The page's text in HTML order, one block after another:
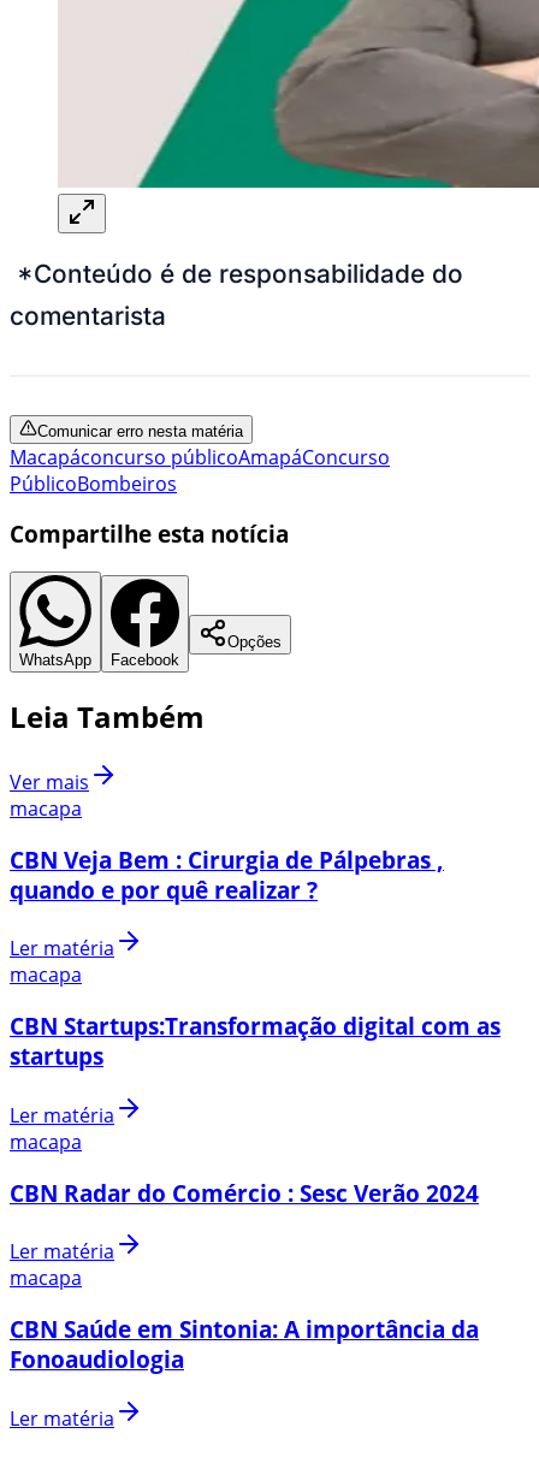
*Conteúdo é de responsabilidade do
comentarista
Comunicar erro nesta matéria
Macapáconcurso públicoAmapáConcurso
PúblicoBombeiros
Compartilhe esta notícia
WhatsApp Facebook
Opções
Leia Também
Ver mais
macapa
CBN Veja Bem : Cirurgia de Pálpebras ,
quando e por quê realizar ?
Ler matéria
macapa
CBN Startups:Transformação digital com as
startups
Ler matéria
macapa
CBN Radar do Comércio : Sesc Verão 2024
Ler matéria
macapa
CBN Saúde em Sintonia: A importância da
Fonoaudiologia
Ler matéria